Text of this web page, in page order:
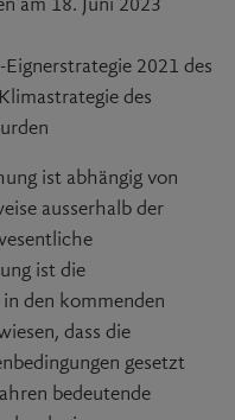
2021 des
des
ist abhängig von
ausserhalb der
ist die
den kommenden
dass die
gesetzt
bedeutende